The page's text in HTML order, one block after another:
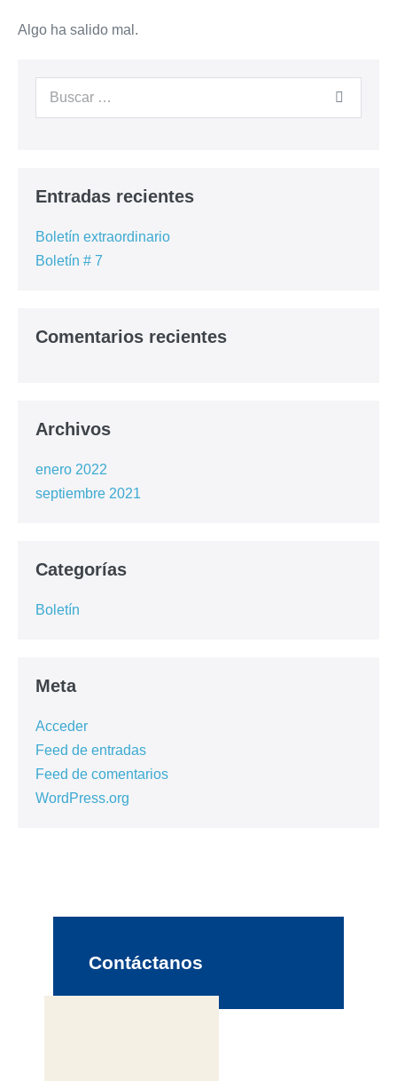
Algo ha salido mal.
Entradas recientes
Boletín extraordinario
Boletín # 7
Comentarios recientes
Archivos
enero 2022
septiembre 2021
Categorías
Boletín
Meta
Acceder
Feed de entradas
Feed de comentarios
WordPress.org
Contáctanos